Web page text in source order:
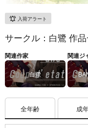
入荷アラート
サークル：白鷺 作
関連作家
白鷺
関連ジ
全年齢 成